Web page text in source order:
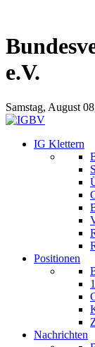
e.V.
Samstag, August
IG Klettern
Positionen
Nachrichten